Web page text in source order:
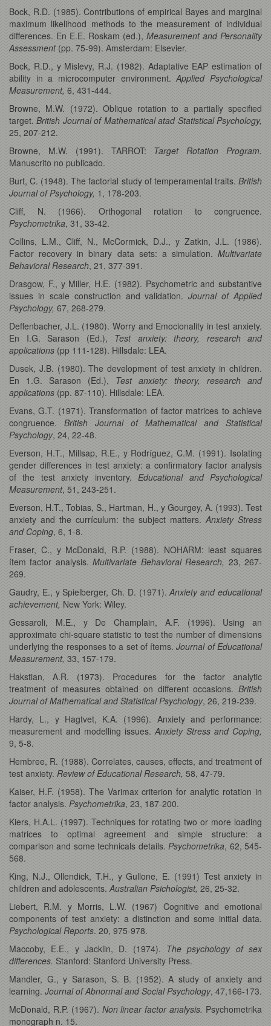
Bock, R.D. (1985). Contributions of empirical Bayes and marginal
maximum likelihood methods to the measurement of individual
differences. En E.E. Roskam (ed.), Measurement and Personality
Assessment(pp. 75-99). Amsterdam: Elsevier.
Bock, R.D., y Mislevy, R.J. (1982). Adaptative EAP estimation of
ability in a microcomputer environment.Applied Psychological
Measurement, 6, 431-444.
Browne, M.W. (1972). Oblique rotation to a partially specified
target.British Journal of Mathematical atad Statistical Psychology,
25, 207-212.
Browne, M.W. (1991). TARROT: Target Rotation Program.
Manuscrito no publicado.
Burt, C. (1948). The factorial study of temperamental traits. British
Journal of Psychology, 1, 178-203.
Cliff, N. (1966). Orthogonal rotation to congruence.
Psychometrika, 31, 33-42.
Collins, L.M., Cliff, N., McCormick, D.J., y Zatkin, J.L. (1986).
Factor recovery in binary data sets: a simulation. Multivariate
Behavioral Research, 21, 377-391.
Drasgow, F., y Miller, H.E. (1982). Psychometric and substantive
issues in scale construction and validation.Journal of Applied
Psychology, 67, 268-279.
Deffenbacher, J.L. (1980). Worry and Emocionality in test anxiety.
En I.G. Sarason (Ed.), Test anxiety: theory, research and
applications (pp 111-128). Hillsdale: LEA.
Dusek, J.B. (1980). The development of test anxiety in children.
En 1.G. Sarason (Ed.), Test anxiety: theory, research and
applications (pp. 87-110). Hillsdale: LEA.
Evans, G.T. (1971). Transformation of factor matrices to achieve
congruence. British Journal of Mathematical and Statistical
Psychology, 24, 22-48.
Everson, H.T., Millsap, R.E., y Rodríguez, C.M. (1991). Isolating
gender differences in test anxiety: a confirmatory factor analysis
of the test anxiety inventory. Educational and Psychological
Measurement, 51, 243-251.
Everson, H.T., Tobias, S., Hartman, H., y Gourgey, A. (1993). Test
anxiety and the currículum: the subject matters.Anxiety Stress
and Coping, 6, 1-8.
Fraser, C., y McDonald, R.P. (1988). NOHARM: least squares
ítem factor analysis. Multivariate Behavioral Research, 23, 267-
269.
Gaudry, E., y Spielberger, Ch. D. (1971). Anxiety and educational
achievement, New York: Wiley.
Gessaroli, M.E., y De Champlain, A.F. (1996). Using an
approximate chi-square statistic to test the number of dimensions
underlying the responses to a set of ítems.Journal of Educational
Measurement, 33, 157-179.
Hakstian, A.R. (1973). Procedures for the factor analytic
treatment of measures obtained on different occasions. British
Journal of Mathematical and Statistical Psychology, 26, 219-239.
Hardy, L., y Hagtvet, K.A. (1996). Anxiety and performance:
measurement and modelling issues. Anxiety Stress and Coping,
9, 5-8.
Hembree, R. (1988). Correlates, causes, effects, and treatment of
test anxiety. Review of Educational Research, 58, 47-79.
Kaiser, H.F. (1958). The Varimax criterion for analytic rotation in
factor analysis. Psychometrika, 23, 187-200.
Kiers, H.A.L. (1997). Techniques for rotating two or more loading
matrices to optimal agreement and simple structure: a
comparison and some technicals details. Psychometrika, 62, 545-
568.
King, N.J., Ollendick, T.H., y Gullone, E. (1991) Test anxiety in
children and adolescents. Australian Psichologist, 26, 25-32.
Liebert, R.M. y Morris, L.W. (1967) Cognitive and emotional
components of test anxiety: a distinction and some initial data.
Psychological Reports. 20, 975-978.
Maccoby, E.E., y Jacklin, D. (1974). The psychology of sex
differences. Stanford: Stanford University Press.
Mandler, G., y Sarason, S. B. (1952). A study of anxiety and
learning. Journal of Abnormal and Social Psychology, 47,166-173.
McDonald, R.P. (1967). Non linear factor analysis. Psychometrika
monograph n. 15.